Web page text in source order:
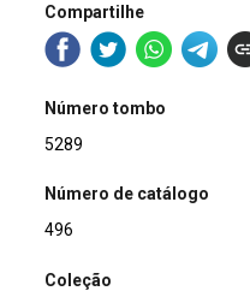
Compartilhe
Número tombo
5289
Número de catálogo
496
Coleção